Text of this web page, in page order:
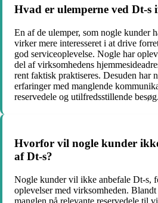
Hvad er ulemperne ved Dt-s
En af de ulemper, som nogle kunder
virker mere interesseret i at drive
god serviceoplevelse. Nogle har
del af virksomhedens
rent faktisk praktiseres. Desuden har
erfaringer med manglende
reservedele og utilfredsstillende besøg.
Hvorfor vil nogle kunder
af Dt-s?
Nogle kunder vil ikke anbefale Dt-s,
oplevelser med virksomheden.
manglen på relevante reservedele til